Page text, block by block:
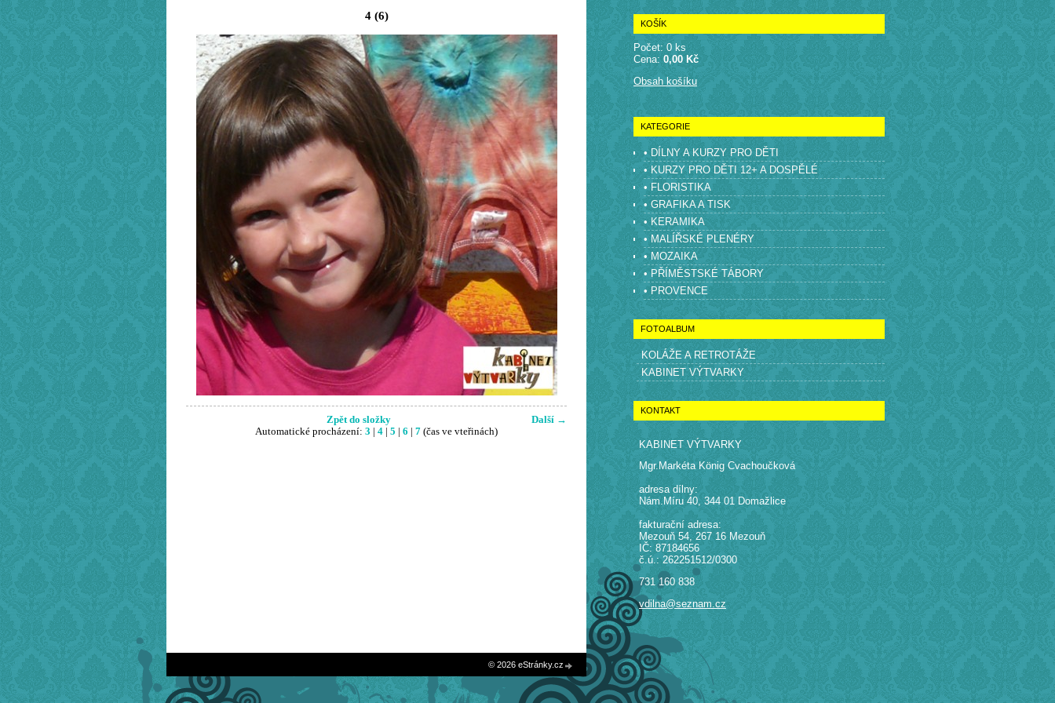
4 (6)
Další →
Zpět do složky
Automatické procházení: 3 4 5 6 7 (čas ve vteřinách)
KOŠÍK
Počet: 0 ks
Cena:0,00 Kč
Obsah košíku
KATEGORIE
• DÍLNY A KURZY PRO DĚTI
• KURZY PRO DĚTI 12+ A DOSPĚLÉ
• FLORISTIKA
• GRAFIKA A TISK
• KERAMIKA
• MALÍŘSKÉ PLENÉRY
• MOZAIKA
• PŘÍMĚSTSKÉ TÁBORY
• PROVENCE
FOTOALBUM
KOLÁŽE A RETROTÁŽE
KABINET VÝTVARKY
KONTAKT
KABINET VÝTVARKY
Mgr.Markéta König Cvachoučková
adresa dílny:
Nám.Míru 40, 344 01 Domažlice
fakturační adresa:
Mezouň 54, 267 16 Mezouň
IČ: 87184656
č.ú.: 262251512/0300
731 160 838
vdilna@seznam.cz
© 2026 eStránky.cz